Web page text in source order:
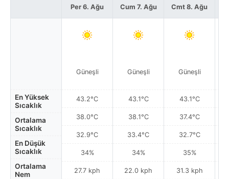
En Yüksek
Sıcaklık
Ortalama
Sıcaklık
En Düşük
Sıcaklık
Ortalama
Nem
Per 6. Ağu
Güneşli
43.2°C
38.0°C
32.9°C
34%
27.7 kph
Cum 7. Ağu
Güneşli
43.1°C
38.1°C
33.4°C
34%
22.0 kph
Cmt 8. Ağu
Güneşli
43.1°C
37.4°C
32.7°C
35%
31.3 kph